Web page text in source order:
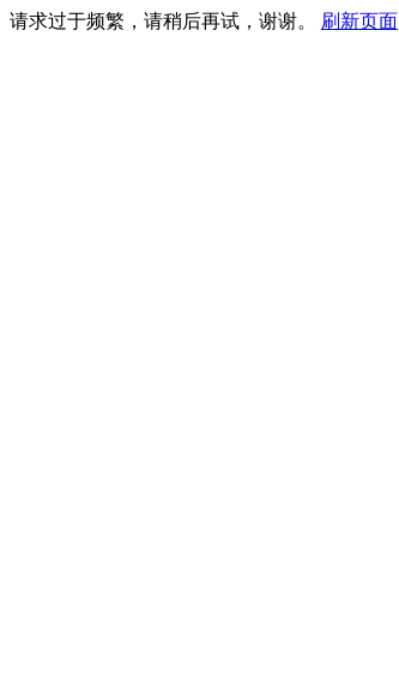
请求过于频繁，请稍后再试，谢谢。 刷新页面